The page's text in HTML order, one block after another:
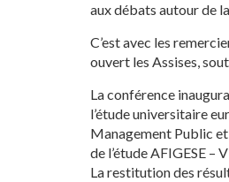
aux débats autour de
C’est avec les
ouvert les Assises,
La conférence
l’étude universitaire
Management Public et
de l’étude AFIGESE
La restitution des